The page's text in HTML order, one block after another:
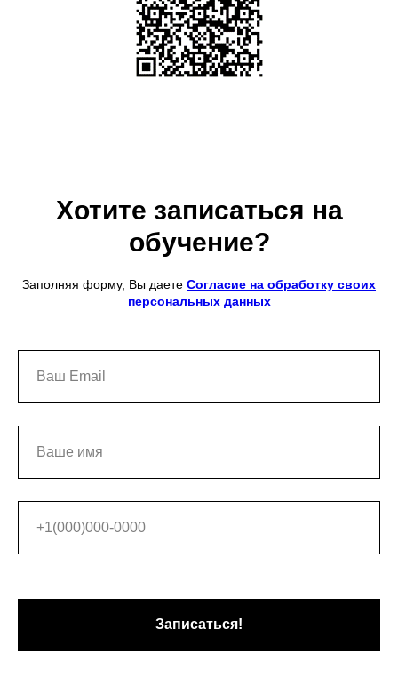
Хотите записаться на
обучение?
Заполняя форму, Вы даете Согласие на обработку своих
персональных данных
Записаться!